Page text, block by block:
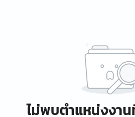
ไม่พบตำแหน่งงา